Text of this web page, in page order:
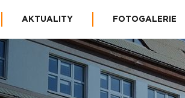
AKTUALITY FOTOGALERIE